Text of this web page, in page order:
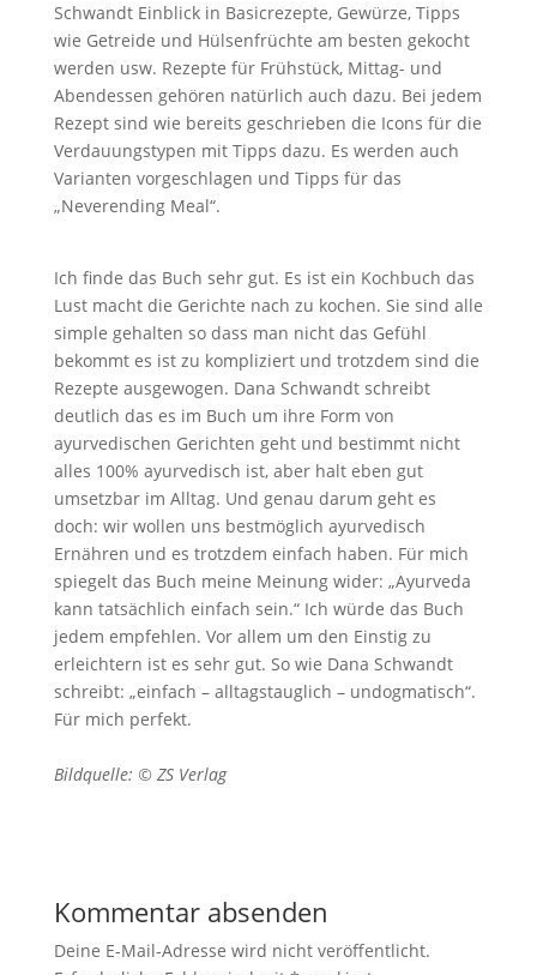
Schwandt Einblick in Basicrezepte, Gewürze, Tipps
wie Getreide und Hülsenfrüchte am besten gekocht
werden usw. Rezepte für Frühstück, Mittag- und
Abendessen gehören natürlich auch dazu. Bei jedem
Rezept sind wie bereits geschrieben die Icons für die
Verdauungstypen mit Tipps dazu. Es werden auch
Varianten vorgeschlagen und Tipps für das
„Neverending Meal“.
Ich finde das Buch sehr gut. Es ist ein Kochbuch das
Lust macht die Gerichte nach zu kochen. Sie sind alle
simple gehalten so dass man nicht das Gefühl
bekommt es ist zu kompliziert und trotzdem sind die
Rezepte ausgewogen. Dana Schwandt schreibt
deutlich das es im Buch um ihre Form von
ayurvedischen Gerichten geht und bestimmt nicht
alles 100% ayurvedisch ist, aber halt eben gut
umsetzbar im Alltag. Und genau darum geht es
doch: wir wollen uns bestmöglich ayurvedisch
Ernähren und es trotzdem einfach haben. Für mich
spiegelt das Buch meine Meinung wider: „Ayurveda
kann tatsächlich einfach sein.“ Ich würde das Buch
jedem empfehlen. Vor allem um den Einstig zu
erleichtern ist es sehr gut. So wie Dana Schwandt
schreibt: „einfach – alltagstauglich – undogmatisch“.
Für mich perfekt.
Bildquelle: © ZS Verlag
Kommentar absenden
Deine E-Mail-Adresse wird nicht veröffentlicht.